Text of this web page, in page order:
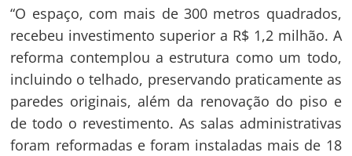
“O espaço, com mais de 300 metros quadrados,
recebeu investimento superior a R$ 1,2 milhão. A
reforma contemplou a estrutura como um todo,
incluindo o telhado, preservando praticamente as
paredes originais, além da renovação do piso e
de todo o revestimento. As salas administrativas
foram reformadas e foram instaladas mais de 18